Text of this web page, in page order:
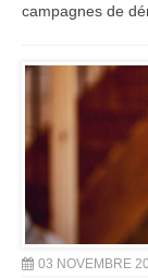
campagnes de
03 NOVEMBRE